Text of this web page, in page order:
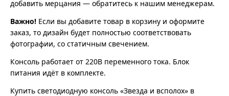
добавить мерцания — обратитесь к нашим менеджерам.
Важно! Если вы добавите товар в корзину и оформите
заказ, то дизайн будет полностью соответствовать
фотографии, со статичным свечением.
Консоль работает от 220В переменного тока. Блок
питания идёт в комплекте.
Купить светодиодную консоль «Звезда и всполох» в